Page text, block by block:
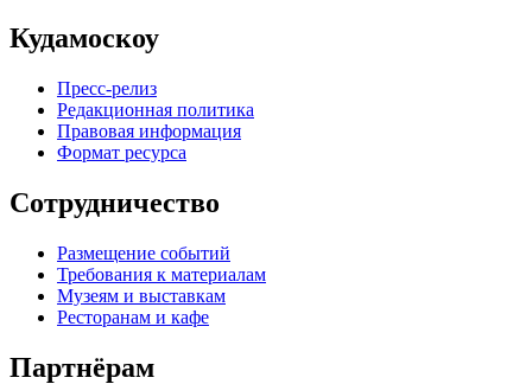
Кудамоскоу
Пресс-релиз
Редакционная политика
Правовая информация
Формат ресурса
Сотрудничество
Размещение событий
Требования к материалам
Музеям и выставкам
Ресторанам и кафе
Партнёрам